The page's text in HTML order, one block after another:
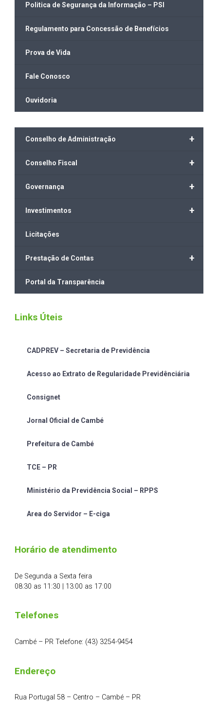
Politica de Segurança da Informação – PSI
Regulamento para Concessão de Benefícios
Prova de Vida
Fale Conosco
Ouvidoria
+
Conselho de Administração
+
Conselho Fiscal
+
Governança
+
Investimentos
Licitações
+
Prestação de Contas
Portal da Transparência
Links Úteis
CADPREV – Secretaria de Previdência
Acesso ao Extrato de Regularidade Previdênciária
Consignet
Jornal Oficial de Cambé
Prefeitura de Cambé
TCE – PR
Ministério da Previdência Social – RPPS
Area do Servidor – E-ciga
Horário de atendimento
De Segunda a Sexta feira
08:30 as 11:30 | 13:00 as 17:00
Telefones
Cambé – PR Telefone: (43) 3254-9454
Endereço
Rua Portugal 58 – Centro – Cambé – PR